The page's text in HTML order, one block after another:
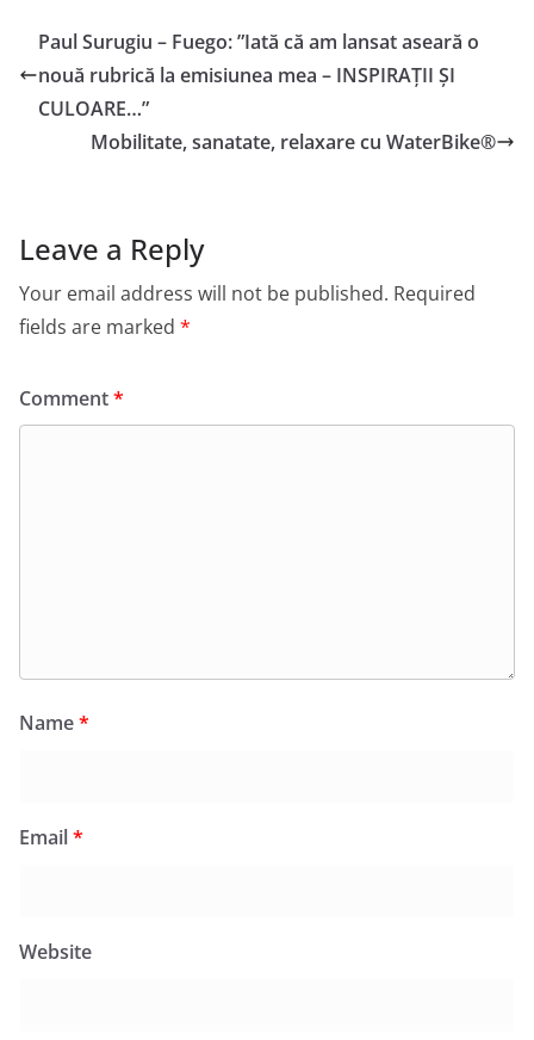
Paul Surugiu – Fuego: ”Iată că am lansat aseară o
nouă rubrică la emisiunea mea – INSPIRAȚII ȘI
CULOARE…”
Mobilitate, sanatate, relaxare cu WaterBike®
Leave a Reply
Your email address will not be published. Required
fields are marked *
Comment*
Name*
Email*
Website